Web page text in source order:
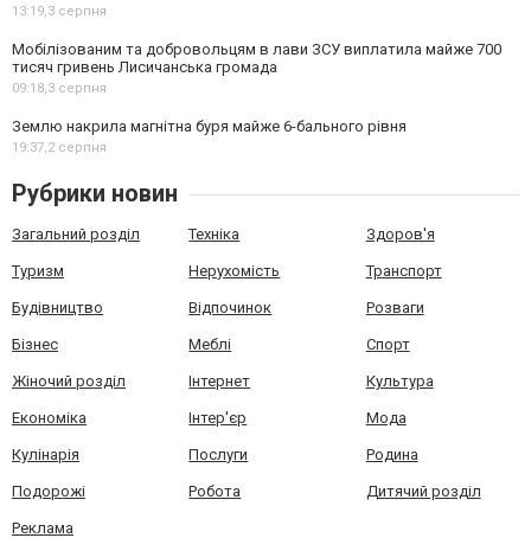
13:19,3 серпня
Мобілізованим та добровольцям в лави ЗСУ виплатила майже 700
тисяч гривень Лисичанська громада
09:18,3 серпня
Землю накрила магнітна буря майже 6-бального рівня
19:37,2 серпня
Рубрики новин
Загальний розділ Техніка Здоров'я
Туризм Нерухомість Транспорт
Будівництво Відпочинок Розваги
Бізнес Меблі Спорт
Жіночий розділ Інтернет Культура
Економіка Інтер'єр Мода
Кулінарія Послуги Родина
Подорожі Робота Дитячий розділ
Реклама